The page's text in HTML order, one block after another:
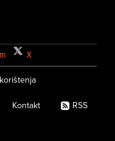
X
Kontakt RSS